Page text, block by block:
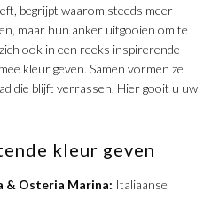
begrijpt waarom steeds meer
maar hun anker uitgooien om te
ook in een reeks inspirerende
kleur geven. Samen vormen ze
die blijft verrassen. Hier gooit u uw
kleur geven
& Osteria Marina: Italiaanse